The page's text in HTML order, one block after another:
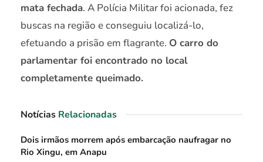
mata fechada. A Polícia Militar foi acionada, fez
buscas na região e conseguiu localizá-lo,
efetuando a prisão em flagrante. O carro do
parlamentar foi encontrado no local
completamente queimado.
Notícias Relacionadas
Dois irmãos morrem após embarcação naufragar no
Rio Xingu, em Anapu